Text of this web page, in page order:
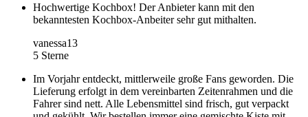
Hochwertige Kochbox! Der Anbieter kann mit den
bekanntesten Kochbox-Anbeiter sehr gut mithalten.
vanessa13
5 Sterne
Im Vorjahr entdeckt, mittlerweile große Fans geworden. Die
Lieferung erfolgt in dem vereinbarten Zeitenrahmen und die
Fahrer sind nett. Alle Lebensmittel sind frisch, gut verpackt